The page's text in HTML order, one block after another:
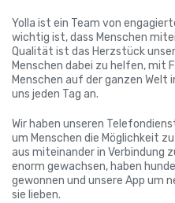
Yolla ist ein Team von
wichtig ist, dass Menschen
Qualität ist das Herzstück
Menschen dabei zu helfen, mit
Menschen auf der ganzen Welt
uns jeden Tag an.
Wir haben unseren
um Menschen die Möglichkeit
aus miteinander in Verbindung
enorm gewachsen, haben
gewonnen und unsere App um
sie lieben.